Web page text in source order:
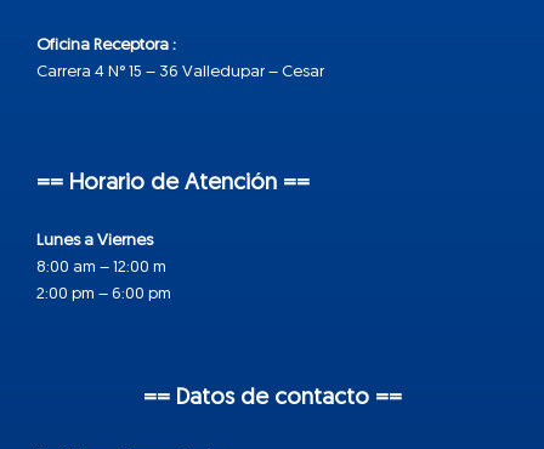
Oficina Receptora :
Carrera 4 N° 15 – 36 Valledupar – Cesar
== Horario de Atención ==
Lunes a Viernes
8:00 am – 12:00 m
2:00 pm – 6:00 pm
== Datos de contacto ==